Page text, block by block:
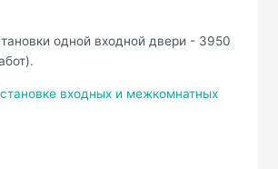
одной входной двери - 3950
входных и межкомнатных